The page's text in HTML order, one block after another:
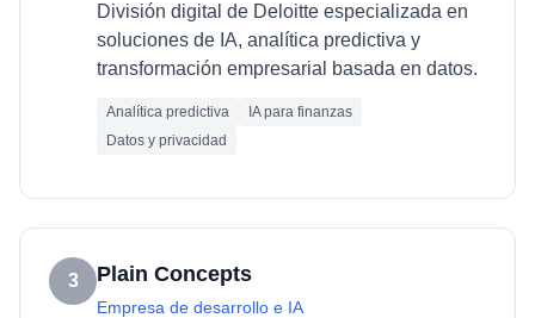
División digital de Deloitte especializada en
soluciones de IA, analítica predictiva y
transformación empresarial basada en datos.
Analítica predictiva
IA para finanzas
Datos y privacidad
3 Plain Concepts
Empresa de desarrollo e IA